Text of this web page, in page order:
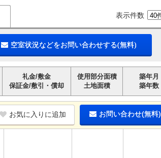
表示件数
空室状況などをお問い合わせする(無料)
礼金/敷金
保証金/敷引・償却
使用部分面積
土地面積
築年月
築年数
お気に入りに追加 お問い合わせ(無料)